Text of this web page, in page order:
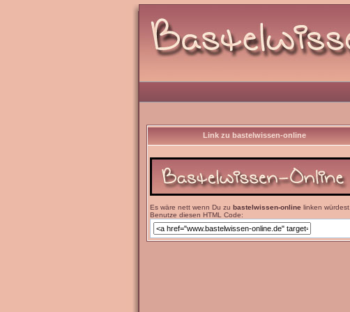
Link zu bastelwissen-online
Es wäre nett wenn Du zu bastelwissen-online linken würdest.
Benutze diesen HTML Code: